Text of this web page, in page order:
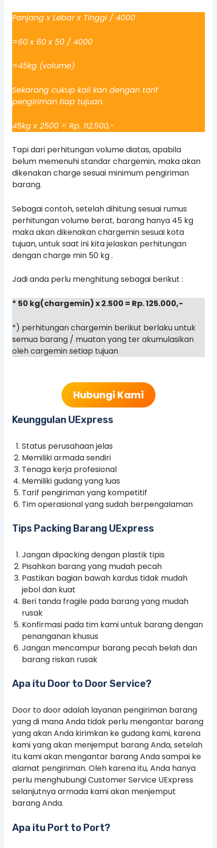
Panjang x Lebar x Tinggi / 4000
=60 x 60 x 50 / 4000
=45kg (volume)
Sekarang cukup kali kan dengan tarif
pengiriman tiap tujuan.
45kg x 2500 = Rp. 112.500,-
Tapi dari perhitungan volume diatas, apabila
belum memenuhi standar chargemin, maka akan
dikenakan charge sesuai minimum pengiriman
barang.
Sebagai contoh, setelah dihitung sesuai rumus
perhitungan volume berat, barang hanya 45 kg
maka akan dikenakan chargemin sesuai kota
tujuan, untuk saat ini kita jelaskan perhitungan
dengan charge min 50 kg .
Jadi anda perlu menghitung sebagai berikut :
* 50 kg(chargemin) x 2.500 = Rp. 125.000,-
*) perhitungan chargemin berikut berlaku untuk
semua barang / muatan yang ter akumulasikan
oleh cargemin setiap tujuan
Hubungi Kami
Keunggulan UExpress
Status perusahaan jelas
Memiliki armada sendiri
Tenaga kerja profesional
Memiliki gudang yang luas
Tarif pengiriman yang kompetitif
Tim operasional yang sudah berpengalaman
Tips Packing Barang UExpress
Jangan dipacking dengan plastik tipis
Pisahkan barang yang mudah pecah
Pastikan bagian bawah kardus tidak mudah
jebol dan kuat
Beri tanda fragile pada barang yang mudah
rusak
Konfirmasi pada tim kami untuk barang dengan
penanganan khusus
Jangan mencampur barang pecah belah dan
barang riskan rusak
Apa itu Door to Door Service?
Door to door adalah layanan pengiriman barang
yang di mana Anda tidak perlu mengantar barang
yang akan Anda kirimkan ke gudang kami, karena
kami yang akan menjemput barang Anda, setelah
itu kami akan mengantar barang Anda sampai ke
alamat pengiriman. Oleh karena itu, Anda hanya
perlu menghubungi Customer Service UExpress
selanjutnya armada kami akan menjemput
barang Anda.
Apa itu Port to Port?